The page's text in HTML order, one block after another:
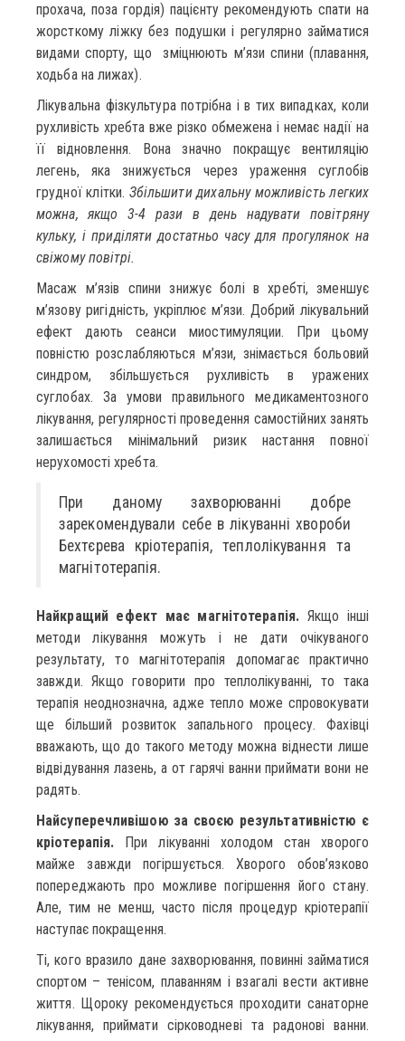
прохача, поза гордія) пацієнту рекомендують спати на
жорсткому ліжку без подушки і регулярно займатися
видами спорту, що зміцнюють м’язи спини (плавання,
ходьба на лижах).
Лікувальна фізкультура потрібна і в тих випадках, коли
рухливість хребта вже різко обмежена і немає надії на
її відновлення. Вона значно покращує вентиляцію
легень, яка знижується через ураження суглобів
грудної клітки. Збільшити дихальну можливість легких
можна, якщо 3-4 рази в день надувати повітряну
кульку, і приділяти достатньо часу для прогулянок на
свіжому повітрі.
Масаж м’язів спини знижує болі в хребті, зменшує
м’язову ригідність, укріплює м’язи. Добрий лікувальний
ефект дають сеанси миостимуляции. При цьому
повністю розслабляються м’язи, знімається больовий
синдром, збільшується рухливість в уражених
суглобах. За умови правильного медикаментозного
лікування, регулярності проведення самостійних занять
залишається мінімальний ризик настання повної
нерухомості хребта.
При даному захворюванні добре
зарекомендували себе в лікуванні хвороби
Бехтєрева кріотерапія, теплолікування та
магнітотерапія.
Найкращий ефект має магнітотерапія. Якщо інші
методи лікування можуть і не дати очікуваного
результату, то магнітотерапія допомагає практично
завжди. Якщо говорити про теплолікуванні, то така
терапія неоднозначна, адже тепло може спровокувати
ще більший розвиток запального процесу. Фахівці
вважають, що до такого методу можна віднести лише
відвідування лазень, а от гарячі ванни приймати вони не
радять.
Найсуперечливішою за своєю результативністю є
кріотерапія. При лікуванні холодом стан хворого
майже завжди погіршується. Хворого обов’язково
попереджають про можливе погіршення його стану.
Але, тим не менш, часто після процедур кріотерапії
наступає покращення.
Ті, кого вразило дане захворювання, повинні займатися
спортом – тенісом, плаванням і взагалі вести активне
життя. Щороку рекомендується проходити санаторне
лікування, приймати сірководневі та радонові ванни.